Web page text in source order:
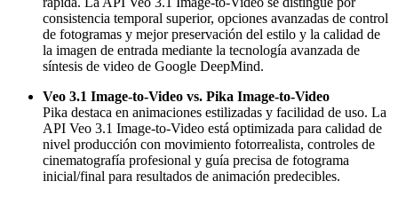
consistencia temporal superior, opciones avanzadas de control
de fotogramas y mejor preservación del estilo y la calidad de
la imagen de entrada mediante la tecnología avanzada de
síntesis de video de Google DeepMind.
Veo 3.1 Image-to-Video vs. Pika Image-to-Video
Pika destaca en animaciones estilizadas y facilidad de uso. La
API Veo 3.1 Image-to-Video está optimizada para calidad de
nivel producción con movimiento fotorrealista, controles de
cinematografía profesional y guía precisa de fotograma
inicial/final para resultados de animación predecibles.